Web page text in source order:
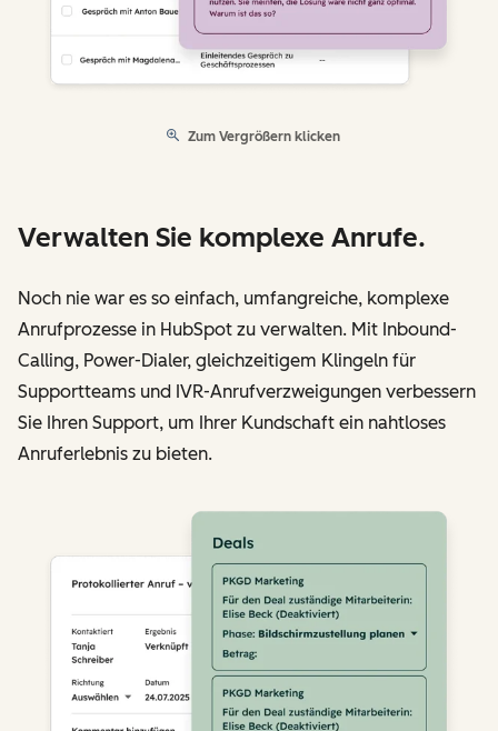
Zum Vergrößern klicken
Verwalten Sie komplexe Anrufe.
Noch nie war es so einfach, umfangreiche, komplexe
Anrufprozesse in HubSpot zu verwalten. Mit Inbound-
Calling, Power-Dialer, gleichzeitigem Klingeln für
Supportteams und IVR-Anrufverzweigungen verbessern
Sie Ihren Support, um Ihrer Kundschaft ein nahtloses
Anruferlebnis zu bieten.